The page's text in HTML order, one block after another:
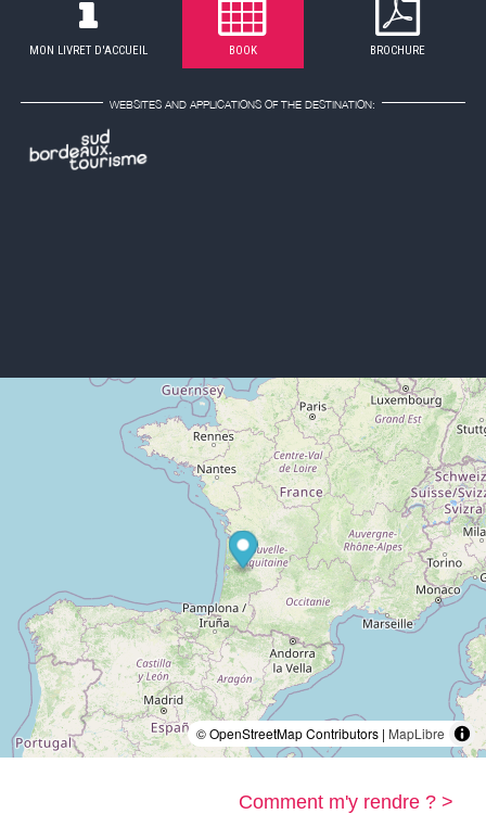
MON LIVRET D'ACCUEIL BOOK BROCHURE
WEBSITES AND APPLICATIONS OF THE DESTINATION:
© OpenStreetMap Contributors | MapLibre
Comment m'y rendre ? >